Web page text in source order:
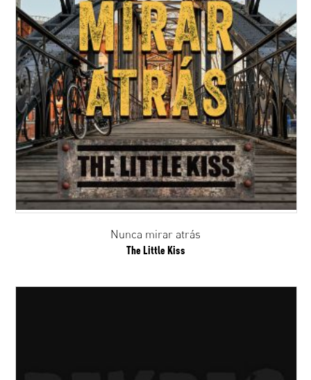
Nunca mirar atrás
The Little Kiss